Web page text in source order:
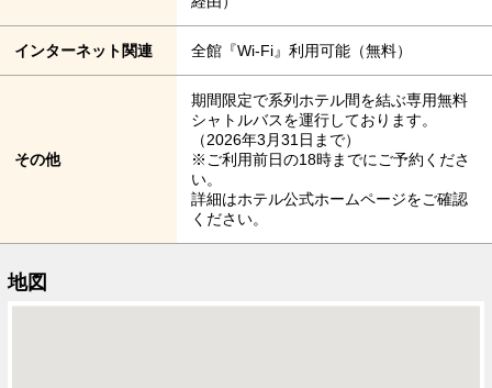
インターネット関連 全館『Wi-Fi』利用可能（無料）
その他
期間限定で系列ホテル間を結ぶ専用無料
シャトルバスを運行しております。
（2026年3月31日まで）
※ご利用前日の18時までにご予約くださ
い。
詳細はホテル公式ホームページをご確認
ください。
地図